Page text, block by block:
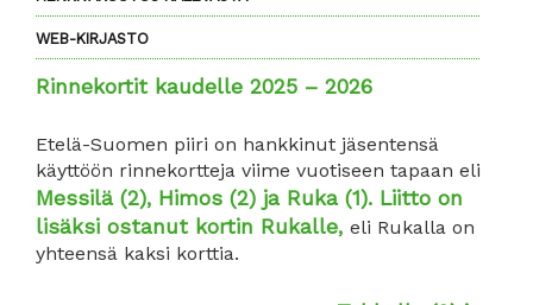
WEB-KIRJASTO
Rinnekortit kaudelle 2025 – 2026
Etelä-Suomen piiri on hankkinut jäsentensä
käyttöön rinnekortteja viime vuotiseen tapaan eli
Messilä (2), Himos (2) ja Ruka (1). Liitto on
lisäksi ostanut kortin Rukalle, eli Rukalla on
yhteensä kaksi korttia.